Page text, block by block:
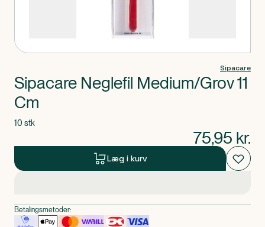
Sipacare
Sipacare Neglefil Medium/Grov 11
Cm
10 stk
75,95 kr.
Læg i kurv
Betalingsmetoder: